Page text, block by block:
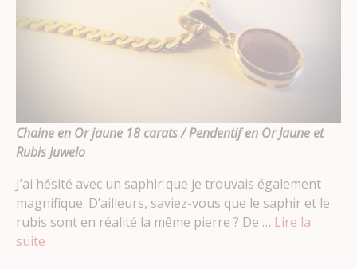
Chaine en Or jaune 18 carats / Pendentif en Or Jaune et
Rubis Juwelo
J’ai hésité avec un saphir que je trouvais également
magnifique. D’ailleurs, saviez-vous que le saphir et le
rubis sont en réalité la même pierre ? De … Lire la
suite